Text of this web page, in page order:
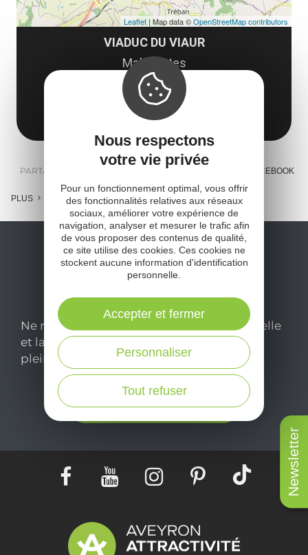
Newsletter
VIADUC DU VIAUR
Malphettes
12800 Tauriac-de-Naucelle
Obtenir l'itinéraire
Leaflet | Map data ©OpenStreetMap contributors
PARTAGER : MESSENGER FACEBOOK
PLUS
Ne manquez pas notre newsletter mensuelle
et laissez-vous inspirer pour profiter
pleinement de votre séjour en Aveyron.
Je m'abonne ici
Nous respectons
votre vie privée
Pour un fonctionnement optimal, vous offrir
des fonctionnalités relatives aux réseaux
sociaux, améliorer votre expérience de
navigation, analyser et mesurer le trafic afin
de vous proposer des contenus de qualité,
ce site utilise des cookies. Ces cookies ne
stockent aucune information d'identification
personnelle.
Tout refuser
Personnaliser
Accepter et fermer